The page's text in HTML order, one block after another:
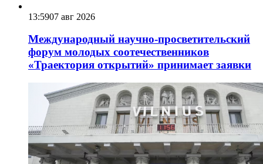
13:5907 авг 2026
Международный научно-просветительский
форум молодых соотечественников
«Траектория открытий» принимает заявки